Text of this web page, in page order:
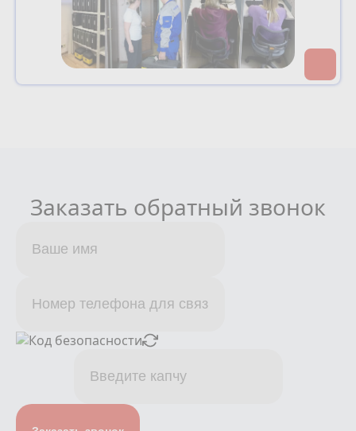
Заказать обратный звонок